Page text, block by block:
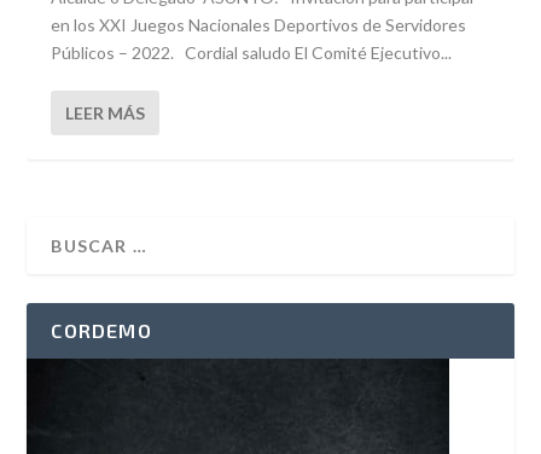
en los XXI Juegos Nacionales Deportivos de Servidores
Públicos – 2022. Cordial saludo El Comité Ejecutivo...
LEER MÁS
CORDEMO